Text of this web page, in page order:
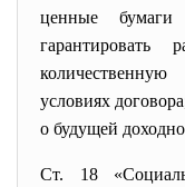
ценные
гарантировать
условиях
о будущей
Ст. 18